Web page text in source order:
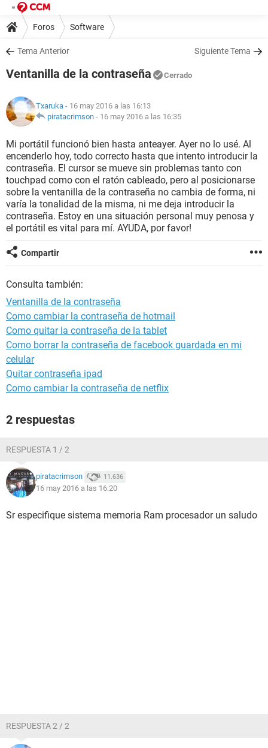
Foros Software
Tema Anterior Siguiente Tema
Ventanilla de la contraseña Cerrado
Txaruka - 16 may 2016 a las 16:13
piratacrimson - 16 may 2016 a las 16:35
Mi portátil funcionó bien hasta anteayer. Ayer no lo usé. Al
encenderlo hoy, todo correcto hasta que intento introducir la
contraseña. El cursor se mueve sin problemas tanto con
touchpad como con el ratón cableado, pero al posicionarse
sobre la ventanilla de la contraseña no cambia de forma, ni
varía la tonalidad de la misma, ni me deja introducir la
contraseña. Estoy en una situación personal muy penosa y
el portátil es vital para mí. AYUDA, por favor!
Compartir
Consulta también:
Ventanilla de la contraseña
Como cambiar la contraseña de hotmail
Como quitar la contraseña de la tablet
Como borrar la contraseña de facebook guardada en mi
celular
Quitar contraseña ipad
Como cambiar la contraseña de netflix
2 respuestas
RESPUESTA 1 / 2
piratacrimson 11.636
16 may 2016 a las 16:20
Sr especifique sistema memoria Ram procesador un saludo
RESPUESTA 2 / 2